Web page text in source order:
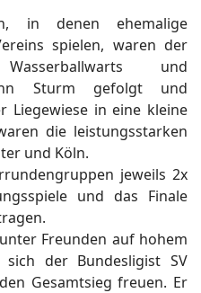
in denen ehemalige
spielen, waren der
und
Sturm gefolgt und
Liegewiese in eine kleine
die leistungsstarken
und Köln.
jeweils 2x
und das Finale
Freunden auf hohem
der Bundesligist SV
Gesamtsieg freuen. Er